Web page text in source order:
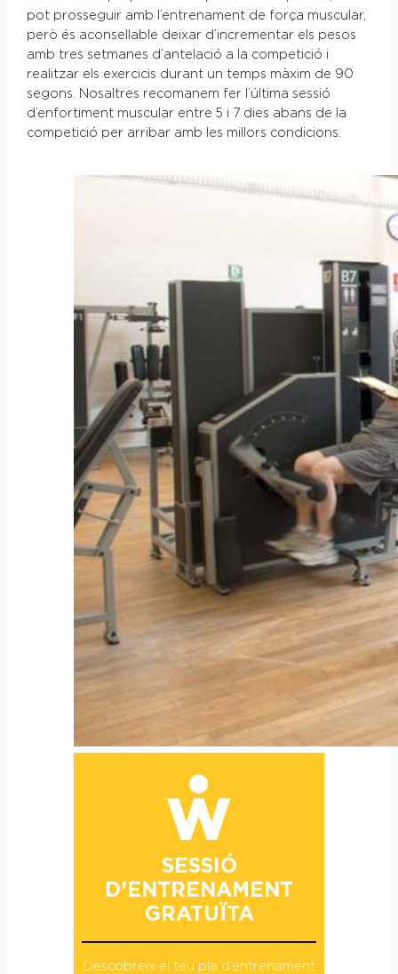
pot prosseguir amb l’entrenament de força muscular,
però és aconsellable deixar d’incrementar els pesos
amb tres setmanes d’antelació a la competició i
realitzar els exercicis durant un temps màxim de 90
segons. Nosaltres recomanem fer l’última sessió
d’enfortiment muscular entre 5 i 7 dies abans de la
competició per arribar amb les millors condicions.
SESSIÓ
D’ENTRENAMENT
GRATUÏTA
Descobreix el teu pla d’entrenament